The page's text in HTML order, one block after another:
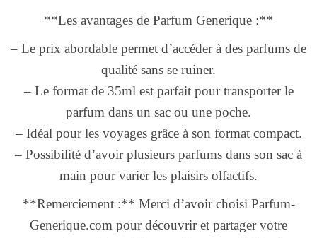
**Les avantages de Parfum Generique :**
– Le prix abordable permet d’accéder à des parfums de
qualité sans se ruiner.
– Le format de 35ml est parfait pour transporter le
parfum dans un sac ou une poche.
– Idéal pour les voyages grâce à son format compact.
– Possibilité d’avoir plusieurs parfums dans son sac à
main pour varier les plaisirs olfactifs.
**Remerciement :** Merci d’avoir choisi Parfum-
Generique.com pour découvrir et partager votre